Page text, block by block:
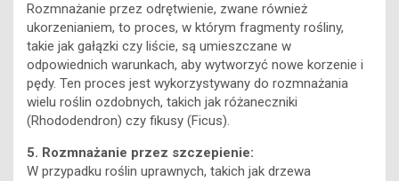
Rozmnażanie przez odrętwienie, zwane również
ukorzenianiem, to proces, w którym fragmenty rośliny,
takie jak gałązki czy liście, są umieszczane w
odpowiednich warunkach, aby wytworzyć nowe korzenie i
pędy. Ten proces jest wykorzystywany do rozmnażania
wielu roślin ozdobnych, takich jak różaneczniki
(Rhododendron) czy fikusy (Ficus).
5. Rozmnażanie przez szczepienie:
W przypadku roślin uprawnych, takich jak drzewa